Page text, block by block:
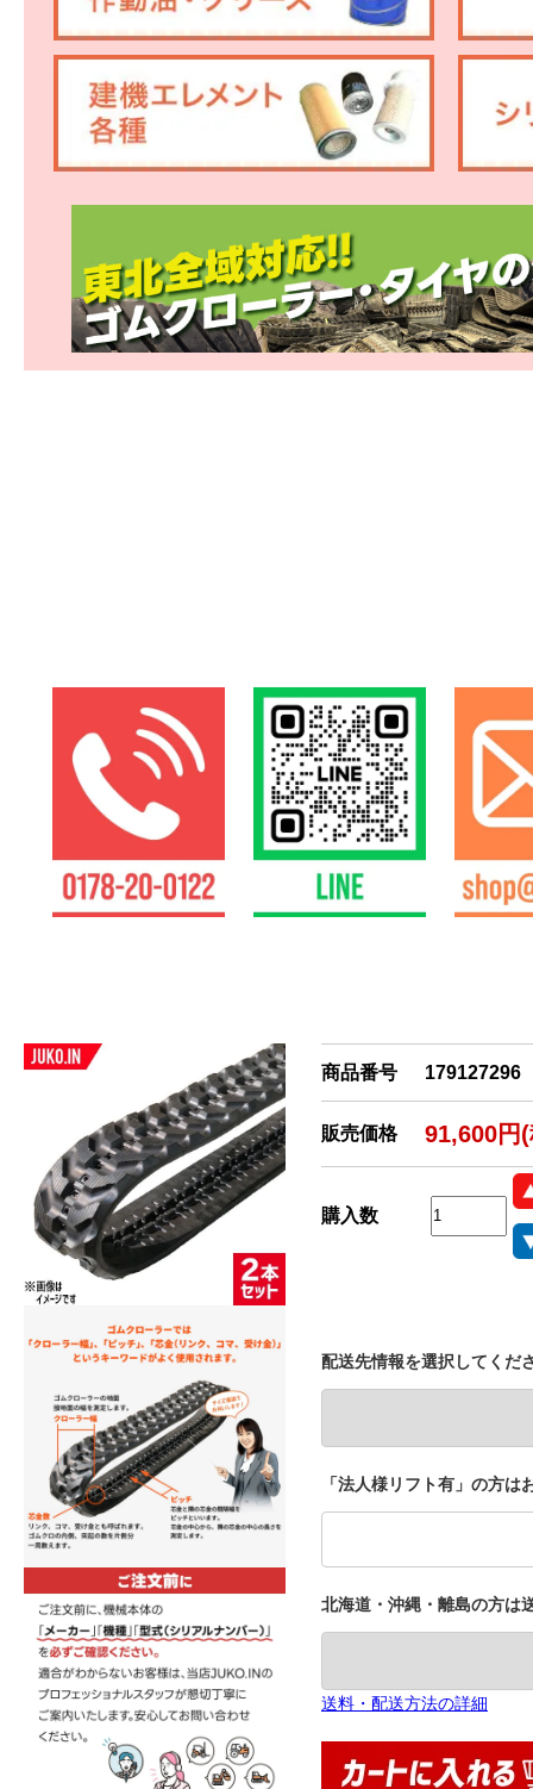
商品番号 179127296
販売価格 91,600円
購入数
配送先情報を選択してくだ
「法人様リフト有」の方
北海道・沖縄・離島の方は
送料・配送方法の詳細